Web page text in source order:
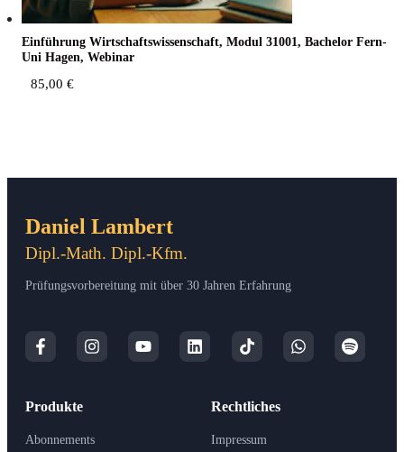
Ein­füh­rung Wirt­schafts­wis­sen­schaft, Modul 31001, Bache­lor Fern­
Uni Hagen, Webinar
85,00 €
Daniel Lambert
Dipl.-Math. Dipl.-Kfm.
Prüfungsvorbereitung mit über 30 Jahren Erfahrung
Produkte
Abonnements
Rechtliches
Impressum